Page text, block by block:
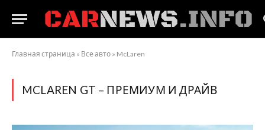
Главная страница » Все авто » McLaren
MCLAREN GT – ПРЕМИУМ И ДРАЙВ